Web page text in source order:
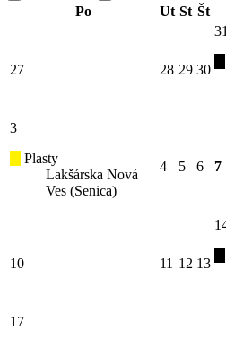
Po
Ut St Št
27 28 29 30
31
3
Plasty
Lakšárska Nová
Ves (Senica)
4 5 6 7
10 11 12 13
17